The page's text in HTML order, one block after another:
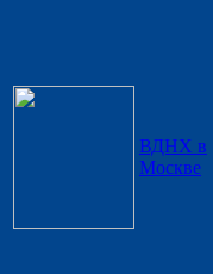
ВДНХ в
Москве